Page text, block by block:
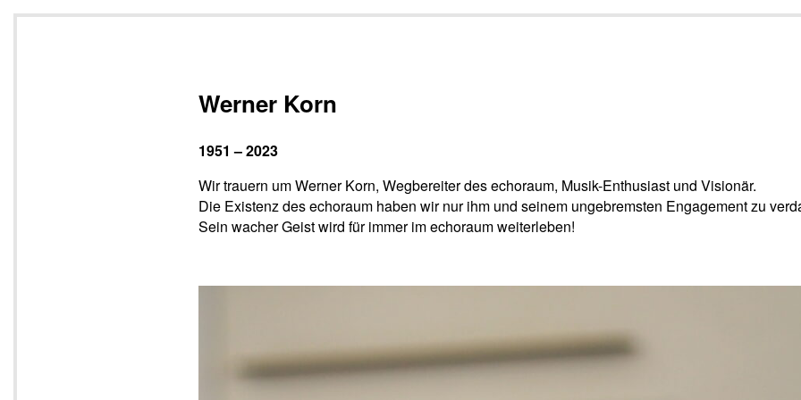
Werner Korn
1951 – 2023
Wir trauern um Werner Korn, Wegbereiter des echoraum, Musik-Enthusiast und Visionär.
Die Existenz des echoraum haben wir nur ihm und seinem ungebremsten Engagement zu
Sein wacher Geist wird für immer im echoraum weiterleben!